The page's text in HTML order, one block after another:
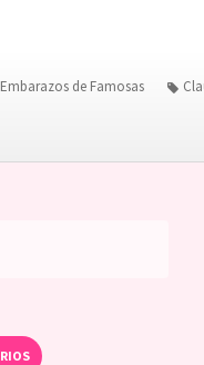
Embarazos de Famosas